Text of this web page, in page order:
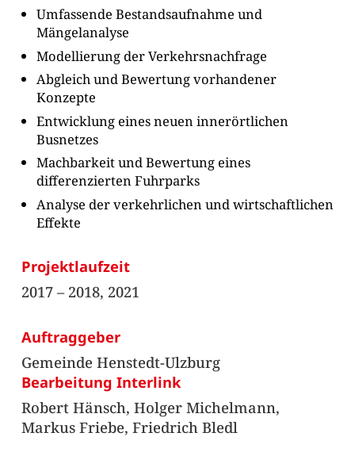
Umfassende Bestandsaufnahme und
Mängelanalyse
Modellierung der Verkehrsnachfrage
Abgleich und Bewertung vorhandener
Konzepte
Entwicklung eines neuen innerörtlichen
Busnetzes
Machbarkeit und Bewertung eines
differenzierten Fuhrparks
Analyse der verkehrlichen und wirtschaftlichen
Effekte
Projektlaufzeit
2017 – 2018, 2021
Auftraggeber
Gemeinde Henstedt-Ulzburg
Bearbeitung Interlink
Robert Hänsch, Holger Michelmann,
Markus Friebe, Friedrich Bledl